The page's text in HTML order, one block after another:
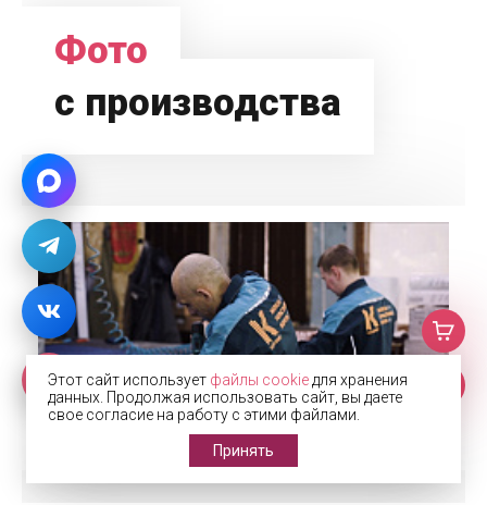
Фото
с производства
Этот сайт использует файлы cookie для хранения
данных. Продолжая использовать сайт, вы даете
свое согласие на работу с этими файлами.
Принять